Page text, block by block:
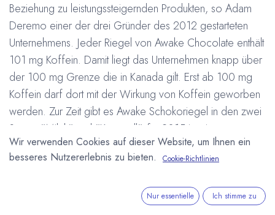
Beziehung zu leistungssteigernden Produkten, so Adam
Deremo einer der drei Gründer des 2012 gestarteten
Unternehmens. Jeder Riegel von Awake Chocolate enthält
101 mg Koffein. Damit liegt das Unternehmen knapp über
der 100 mg Grenze die in Kanada gilt. Erst ab 100 mg
Koffein darf dort mit der Wirkung von Koffein geworben
werden. Zur Zeit gibt es Awake Schokoriegel in den zwei
Sorten "Milch" und "Karamell", für 2015 ist eine erste
Version mit dunkler Schokolade geplant. In Nordamerika
teilt sich Awake den Markt für Energie-Schokoladen mit
Wir verwenden Cookies auf dieser Website, um Ihnen ein
besseres Nutzererlebnis zu bieten.
Cookie-Richtlinien
Nur essentielle Ich stimme zu